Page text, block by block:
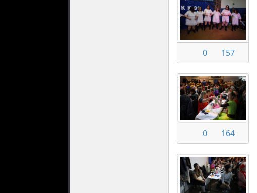
0 157
0 164